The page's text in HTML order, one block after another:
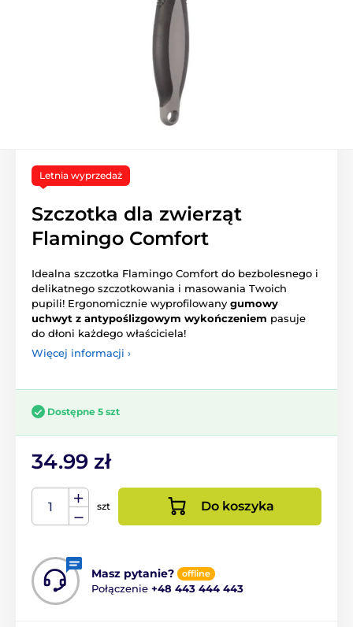
Letnia wyprzedaż
Szczotka dla zwierząt
Flamingo Comfort
Idealna szczotka Flamingo Comfort do bezbolesnego i
delikatnego szczotkowania i masowania Twoich
pupili! Ergonomicznie wyprofilowany gumowy
uchwyt z antypoślizgowym wykończeniem pasuje
do dłoni każdego właściciela!
Więcej informacji ›
Dostępne 5 szt
34.99 zł
szt Do koszyka
Masz pytanie? offline
Połączenie +48 443 444 443